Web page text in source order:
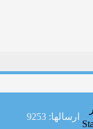
ارسالها: 9253